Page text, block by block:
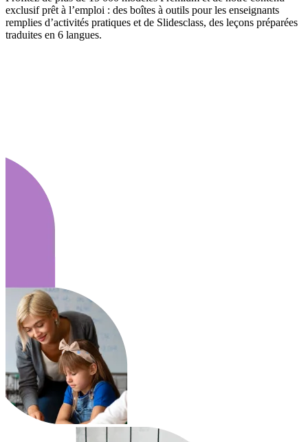
exclusif prêt à l’emploi : des boîtes à outils pour les enseignants
remplies d’activités pratiques et de Slidesclass, des leçons préparées
traduites en 6 langues.